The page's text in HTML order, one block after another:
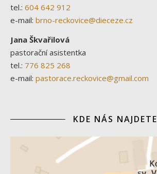
tel.: 604 642 912
e-mail: brno-reckovice@dieceze.cz
Jana Škvařilová
pastorační asistentka
tel.: 776 825 268
e-mail: pastorace.reckovice@gmail.com
KDE NÁS NAJDETE